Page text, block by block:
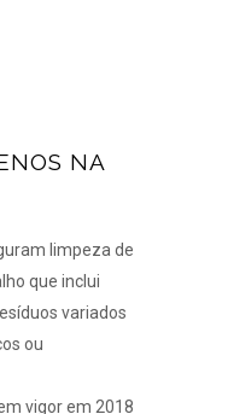
NA
limpeza de
que inclui
variados
ou
vigor em 2018